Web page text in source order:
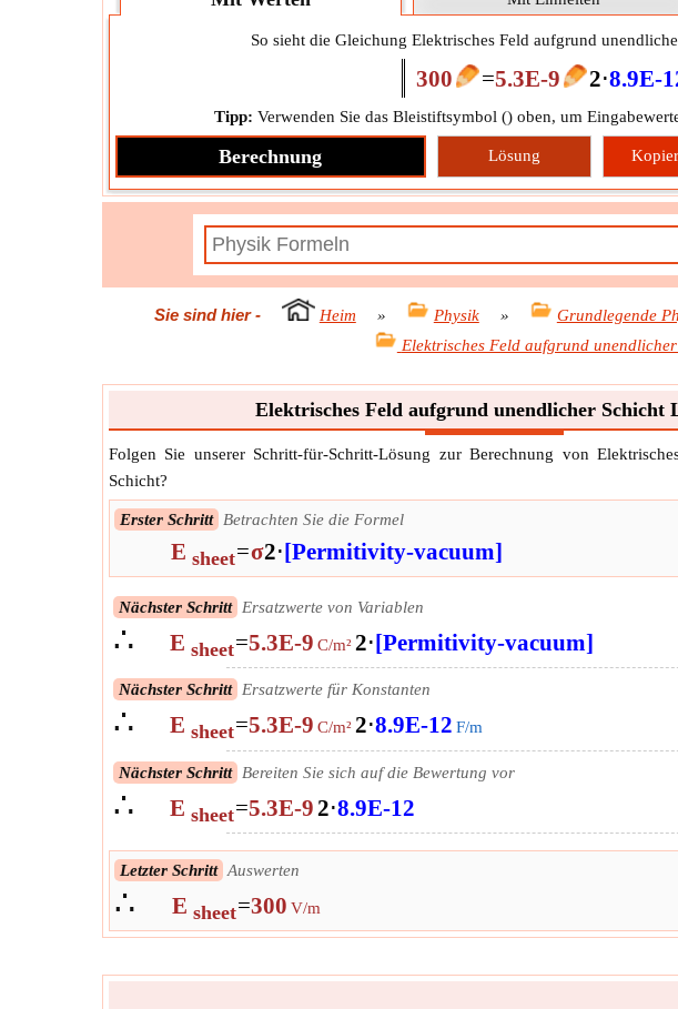
So sieht die Gleichung Elektrisches Feld aufgrund
300 =5.3E-9 2⋅8.9E-
Tipp: Verwenden Sie das Bleistiftsymbol () oben, um
Berechnung Lösung
Sie sind hier- Heim » Physik » Grundlegende
Elektrisches Feld aufgrund
Elektrisches Feld aufgrund unendlicher Schicht
Folgen Sie unserer Schritt-für-Schritt-Lösung zur Berechnung von
Schicht?
Erster Schritt Betrachten Sie die Formel
E sheet=σ2⋅[Permitivity-vacuum]
Nächster Schritt Ersatzwerte von Variablen
∴ E sheet=5.3E-9 C/m²2⋅[Permitivity-vacuum]
Nächster Schritt Ersatzwerte für Konstanten
∴ E sheet=5.3E-9 C/m²2⋅8.9E-12 F/m
Nächster Schritt Bereiten Sie sich auf die Bewertung vor
∴ E sheet=5.3E-92⋅8.9E-12
Letzter Schritt Auswerten
∴ E sheet=300 V/m